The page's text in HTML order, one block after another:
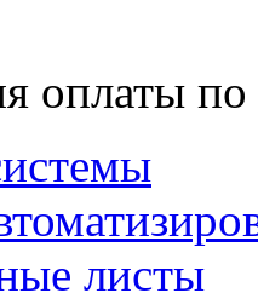
оплаты
листы